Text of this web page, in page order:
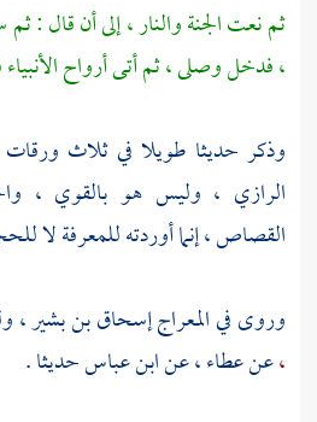
ثم نعت الجنة والنار ، إلى أن قال :
،فدخل وصلى ، ثم أتى أرواح الأنبياء
وذكر حديثا طويلا في ثلاث ورقات
الرازي ، وليس هو بالقوي ،
القصاص ، إنما أوردته للمعرفة لا
وروى في المعراجإسحاق بن بشير ،
،عنعطاء ،عنابن عباسحديثا .